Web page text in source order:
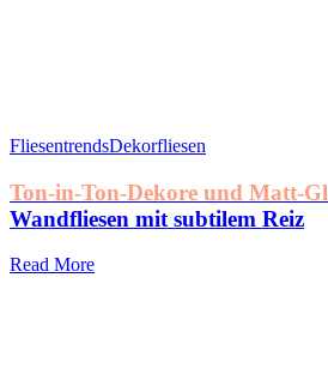
FliesentrendsDekorfliesen
Ton-in-Ton-Dekore und Matt-
Wandfliesen mit subtilem Reiz
Read More